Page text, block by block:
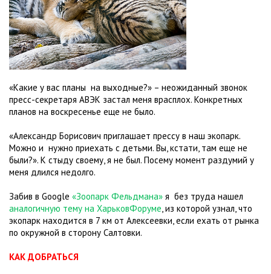
«Какие у вас планы на выходные?» – неожиданный звонок
пресс-секретаря АВЭК застал меня врасплох. Конкретных
планов на воскресенье еще не было.
«Александр Борисович приглашает прессу в наш экопарк.
Можно и нужно приехать с детьми. Вы, кстати, там еще не
были?». К стыду своему, я не был. Посему момент раздумий у
меня длился недолго.
Забив в Google «Зоопарк Фельдмана» я без труда нашел
аналогичную тему на ХарьковФоруме, из которой узнал, что
экопарк находится в 7 км от Алексеевки, если ехать от рынка
по окружной в сторону Салтовки.
КАК ДОБРАТЬСЯ